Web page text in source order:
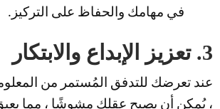
في مهامك والحفاظ على التركيز.
3. تعزيز الإبداع والابتكار
عند تعرضك للتدفق المُستمر من
، يُمكن أن يصبح عقلك مشوشًا ، مما